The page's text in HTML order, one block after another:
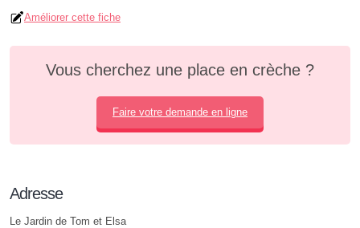
Améliorer cette fiche
Vous cherchez une place en crèche ?
Faire votre demande en ligne
Adresse
Le Jardin de Tom et Elsa